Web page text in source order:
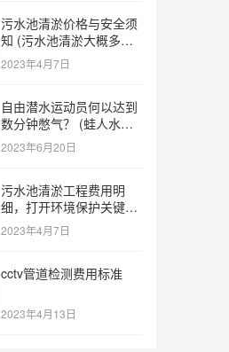
污水池清淤价格与安全须
知 (污水池清淤大概多少
一方)
2023年4月7日
自由潜水运动员何以达到
数分钟憋气？ (蛙人水下
憋气最长多久)
2023年6月20日
污水池清淤工程费用明
细，打开环境保护关键之
门 (污水池清淤工程报价
明细)
2023年4月7日
cctv管道检测费用标准
2023年4月13日